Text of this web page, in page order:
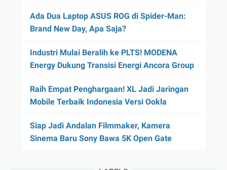
Ada Dua Laptop ASUS ROG di Spider-Man:
Brand New Day, Apa Saja?
Industri Mulai Beralih ke PLTS! MODENA
Energy Dukung Transisi Energi Ancora Group
Raih Empat Penghargaan! XL Jadi Jaringan
Mobile Terbaik Indonesia Versi Ookla
Siap Jadi Andalan Filmmaker, Kamera
Sinema Baru Sony Bawa 5K Open Gate